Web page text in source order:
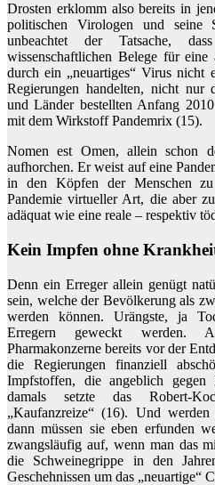
Drosten erklomm also bereits in
politischen Virologen und seine
unbeachtet der Tatsache,
wissenschaftlichen Belege für eine
durch ein „neuartiges“ Virus nicht
Regierungen handelten, nicht nur
und Länder bestellten Anfang
mit dem Wirkstoff Pandemrix (15).
Nomen est Omen, allein schon
aufhorchen. Er weist auf eine
in den Köpfen der Menschen zu
Pandemie virtueller Art, die aber
adäquat wie eine reale – respektiv
Kein Impfen ohne
Denn ein Erreger allein genügt
sein, welche der Bevölkerung als
werden können. Urängste, ja
Erregern geweckt werden.
Pharmakonzerne bereits vor der
die Regierungen finanziell
Impfstoffen, die angeblich
damals setzte das Robert-
„Kaufanzreize“ (16). Und
dann müssen sie eben erfunden
zwangsläufig auf, wenn man das
die Schweinegrippe in den
Geschehnissen um das „neuartige“